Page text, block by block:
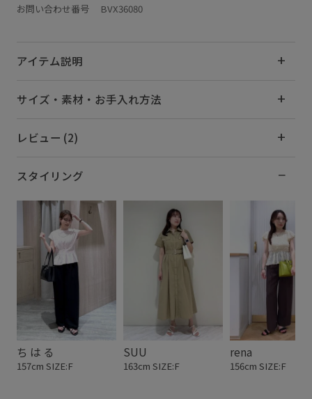
お問い合わせ番号 BVX36080
アイテム説明
サイズ・素材・お手入れ方法
レビュー (2)
スタイリング
ち は る
157cm SIZE:F
SUU
163cm SIZE:F
rena
156cm SIZE:F